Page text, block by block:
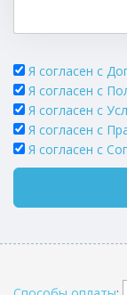
Я согласен с
Я согласен с
Я согласен с
Я согласен с
Я согласен c